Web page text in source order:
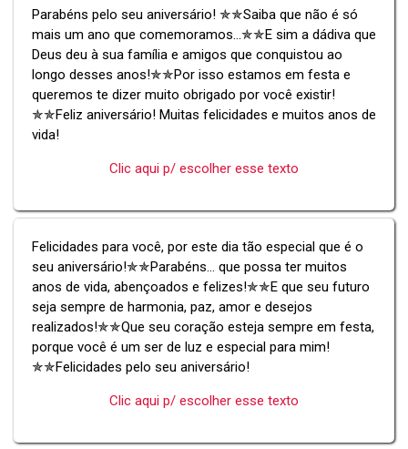
Parabéns pelo seu aniversário! ✯✯Saiba que não é só
mais um ano que comemoramos...✯✯E sim a dádiva que
Deus deu à sua família e amigos que conquistou ao
longo desses anos!✯✯Por isso estamos em festa e
queremos te dizer muito obrigado por você existir!
✯✯Feliz aniversário! Muitas felicidades e muitos anos de
vida!
Clic aqui p/ escolher esse texto
Felicidades para você, por este dia tão especial que é o
seu aniversário!✯✯Parabéns... que possa ter muitos
anos de vida, abençoados e felizes!✯✯E que seu futuro
seja sempre de harmonia, paz, amor e desejos
realizados!✯✯Que seu coração esteja sempre em festa,
porque você é um ser de luz e especial para mim!
✯✯Felicidades pelo seu aniversário!
Clic aqui p/ escolher esse texto